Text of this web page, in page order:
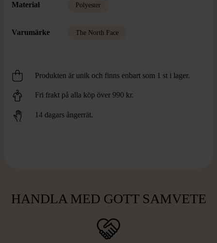
Material Polyester
Varumärke The North Face
Produkten är unik och finns enbart som 1 st i lager.
Fri frakt på alla köp över 990 kr.
14 dagars ångerrät.
HANDLA MED GOTT SAMVETE